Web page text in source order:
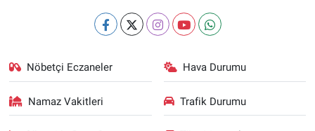
Nöbetçi Eczaneler Hava Durumu
Namaz Vakitleri Trafik Durumu